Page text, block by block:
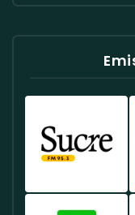
Radio